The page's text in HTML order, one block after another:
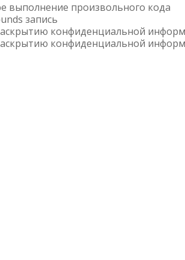
выполнение произвольного кода
запись
конфиденциальной
конфиденциальной